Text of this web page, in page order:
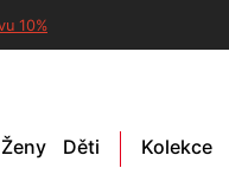
10%
Ženy Děti Kolekce